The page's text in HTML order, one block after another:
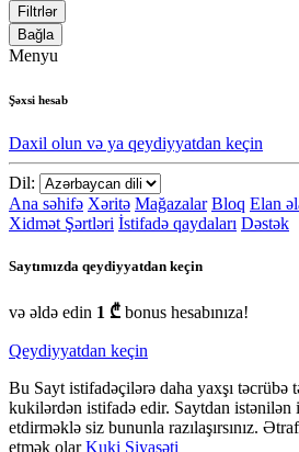
Filtrlər
Bağla
Menyu
Şəxsi hesab
Daxil olun və ya qeydiyyatdan keçin
Dil:
Ana səhifə Xəritə Mağazalar Bloq Elan
Xidmət Şərtləri İstifadə qaydaları Dəstək
Saytımızda qeydiyyatdan keçin
və əldə edin 1 ₾ bonus hesabınıza!
Qeydiyyatdan keçin
Bu Sayt istifadəçilərə daha yaxşı təcrübə
kukilərdən istifadə edir. Saytdan istənilən
etdirməklə siz bununla razılaşırsınız.
etmək olarKuki Siyasəti